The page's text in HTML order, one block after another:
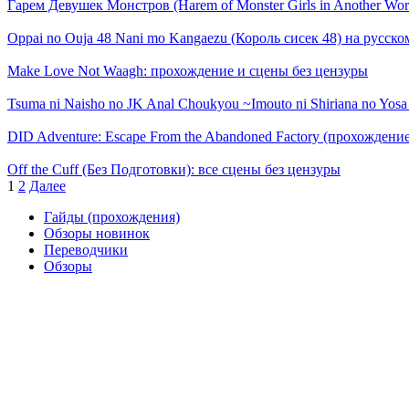
Гарем Девушек Монстров (Harem of Monster Girls in Another
Oppai no Ouja 48 Nani mo Kangaezu (Король сисек 48) на
Make Love Not Waagh: прохождение и сцены без цензуры
Tsuma ni Naisho no JK Anal Choukyou ~Imouto ni Shiriana no
DID Adventure: Escape From the Abandoned Factory
Off the Cuff (Без Подготовки): все сцены без цензуры
Пагинация
1 2 Далее
Гайды (прохождения)
Обзоры новинок
Переводчики
Обзоры